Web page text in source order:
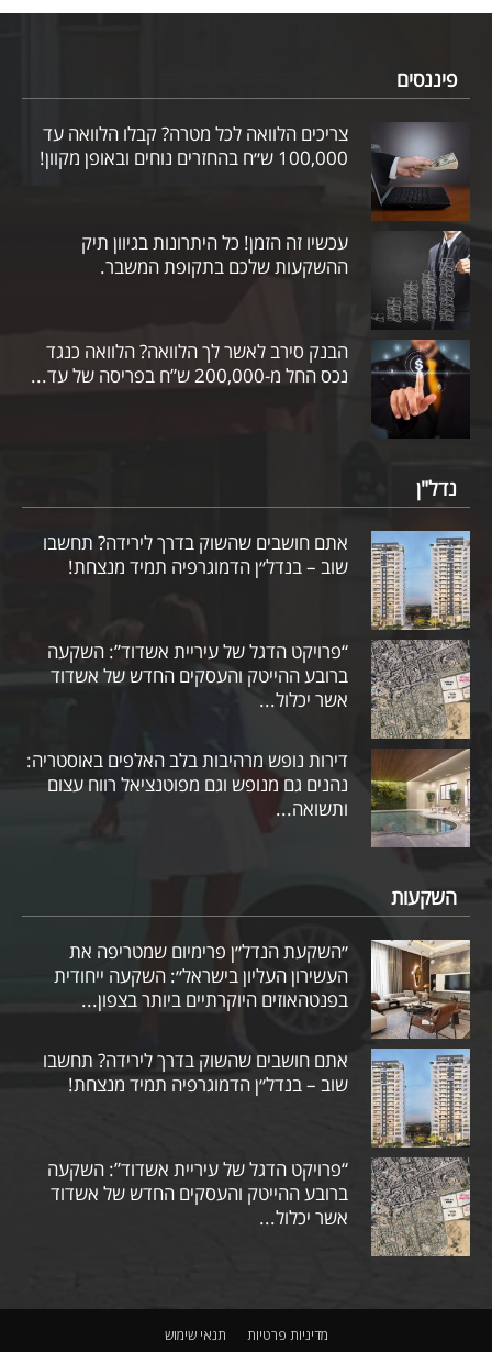
פיננסים
צריכים הלוואה לכל מטרה? קבלו הלוואה עד
100,000 ש״ח בהחזרים נוחים ובאופן מקוון!
עכשיו זה הזמן! כל היתרונות בגיוון תיק
ההשקעות שלכם בתקופת המשבר.
הבנק סירב לאשר לך הלוואה? הלוואה כנגד
נכס החל מ-200,000 ש”ח בפריסה של עד...
נדל"ן
אתם חושבים שהשוק בדרך לירידה? תחשבו
שוב – בנדל״ן הדמוגרפיה תמיד מנצחת!
“פרויקט הדגל של עיריית אשדוד”: השקעה
ברובע ההייטק והעסקים החדש של אשדוד
אשר יכלול...
דירות נופש מרהיבות בלב האלפים באוסטריה:
נהנים גם מנופש וגם מפוטנציאל רווח עצום
ותשואה...
השקעות
״השקעת הנדל״ן פרימיום שמטריפה את
העשירון העליון בישראל״: השקעה ייחודית
בפנטהאוזים היוקרתיים ביותר בצפון...
אתם חושבים שהשוק בדרך לירידה? תחשבו
שוב – בנדל״ן הדמוגרפיה תמיד מנצחת!
“פרויקט הדגל של עיריית אשדוד”: השקעה
ברובע ההייטק והעסקים החדש של אשדוד
אשר יכלול...
תנאי שימוש מדיניות פרטיות